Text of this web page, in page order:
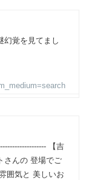
覚を見てまし
【吉
さんの 登場でご
囲気と 美しいお